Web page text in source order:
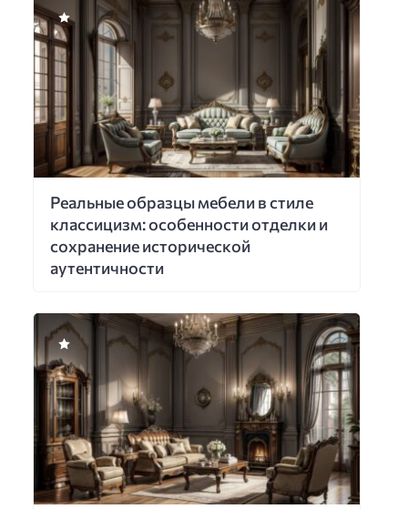
Реальные образцы мебели в стиле
классицизм: особенности отделки и
сохранение исторической
аутентичности